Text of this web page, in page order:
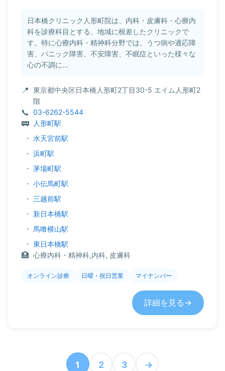
日本橋クリニック人形町院は、内科・皮膚科・心療内
科を診療科目とする、地域に根差したクリニックで
す。特に心療内科・精神科分野では、うつ病や適応障
害、パニック障害、不安障害、不眠症といった様々な
心の不調に...
東京都中央区日本橋人形町2丁目30-5 エイム人形町2
階
03-6262-5544
人形町駅
・ 水天宮前駅
・ 浜町駅
・ 茅場町駅
・ 小伝馬町駅
・ 三越前駅
・ 新日本橋駅
・ 馬喰横山駅
・ 東日本橋駅
心療内科・精神科,内科, 皮膚科
オンライン診療 日曜・祝日営業 マイナンバー
詳細を見る
1 2 3 →